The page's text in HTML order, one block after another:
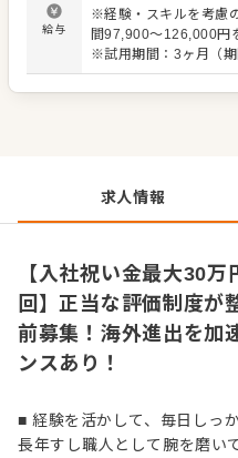
含めて総合的に判断。
しっかりと見ています
長く活躍したい方にふ
給与
※経験・スキルを考慮
間97,900～126,000円
※試用期間：3ヶ月（
の場合、深夜手当は別
求人情報
【入社祝い金最大30
回】正当な評価制度が
前募集！海外進出を加
ンスあり！
■ 経験を活かして、毎日しっ
長年すし職人として腕を磨い